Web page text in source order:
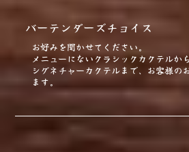
バーテンダーズチョイス
お好みを聞かせてください。
メニューにないクラシックカクテル
シグネチャーカクテルまで、お客様の
ます。